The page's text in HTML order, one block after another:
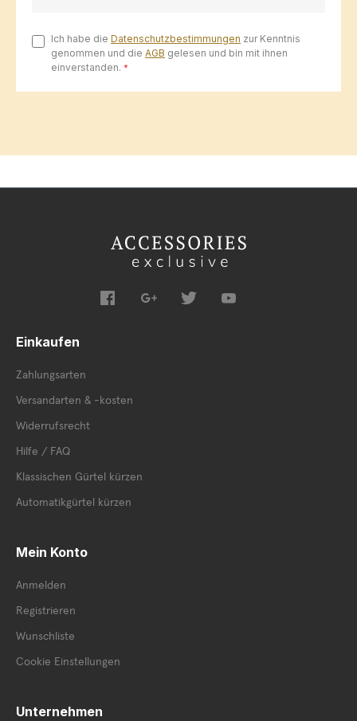
Ich habe die Datenschutzbestimmungen zur Kenntnis
genommen und die AGB gelesen und bin mit ihnen
einverstanden. *
Einkaufen
Zahlungsarten
Versandarten & -kosten
Widerrufsrecht
Hilfe / FAQ
Klassischen Gürtel kürzen
Automatikgürtel kürzen
Mein Konto
Anmelden
Registrieren
Wunschliste
Cookie Einstellungen
Unternehmen